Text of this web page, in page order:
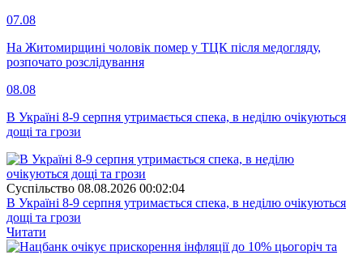
07.08
На Житомирщині чоловік помер у ТЦК після медогляду,
розпочато розслідування
08.08
В Україні 8-9 серпня утримається спека, в неділю очікуються
дощі та грози
Суспiльство 08.08.2026 00:02:04
В Україні 8-9 серпня утримається спека, в неділю очікуються
дощі та грози
Читати